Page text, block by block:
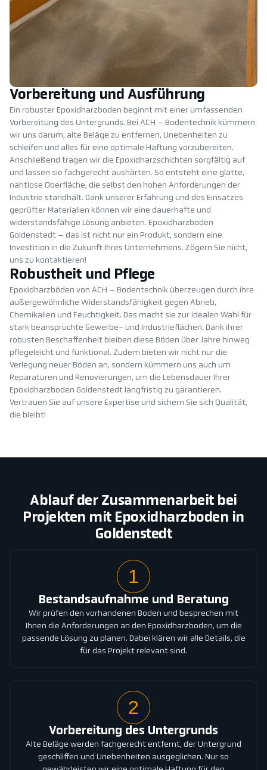
Vorbereitung und Ausführung
Ein robuster Epoxidharzboden beginnt mit einer umfassenden
Vorbereitung des Untergrunds. Bei ACH – Bodentechnik kümmern
wir uns darum, alte Beläge zu entfernen, Unebenheiten zu
schleifen und alles für eine optimale Haftung vorzubereiten.
Anschließend tragen wir die Epoxidharzschichten sorgfältig auf
und lassen sie fachgerecht aushärten. So entsteht eine glatte,
nahtlose Oberfläche, die selbst den hohen Anforderungen der
Industrie standhält. Dank unserer Erfahrung und des Einsatzes
geprüfter Materialien können wir eine dauerhafte und
widerstandsfähige Lösung anbieten. Epoxidharzboden
Goldenstedt – das ist nicht nur ein Produkt, sondern eine
Investition in die Zukunft Ihres Unternehmens. Zögern Sie nicht,
uns zu kontaktieren!
Robustheit und Pflege
Epoxidharzböden von ACH – Bodentechnik überzeugen durch ihre
außergewöhnliche Widerstandsfähigkeit gegen Abrieb,
Chemikalien und Feuchtigkeit. Das macht sie zur idealen Wahl für
stark beanspruchte Gewerbe- und Industrieflächen. Dank ihrer
robusten Beschaffenheit bleiben diese Böden über Jahre hinweg
pflegeleicht und funktional. Zudem bieten wir nicht nur die
Verlegung neuer Böden an, sondern kümmern uns auch um
Reparaturen und Renovierungen, um die Lebensdauer Ihrer
Epoxidharzboden Goldenstedt langfristig zu garantieren.
Vertrauen Sie auf unsere Expertise und sichern Sie sich Qualität,
die bleibt!
Ablauf der Zusammenarbeit bei
Projekten mit Epoxidharzboden in
Goldenstedt
1
Bestandsaufnahme und Beratung
Wir prüfen den vorhandenen Boden und besprechen mit
Ihnen die Anforderungen an den Epoxidharzboden, um die
passende Lösung zu planen. Dabei klären wir alle Details, die
für das Projekt relevant sind.
2
Vorbereitung des Untergrunds
Alte Beläge werden fachgerecht entfernt, der Untergrund
geschliffen und Unebenheiten ausgeglichen. Nur so